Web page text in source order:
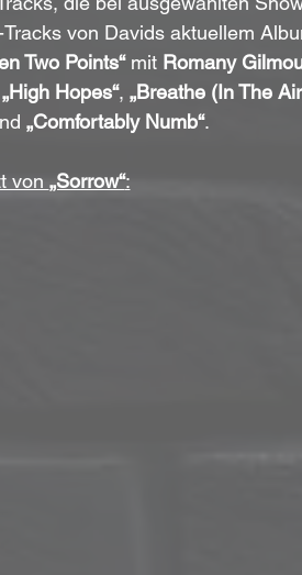
von Davids aktuellem
Two Points“ mit Romany
„High Hopes“, „Breathe (In The
„Comfortably Numb“.
von „Sorrow“: